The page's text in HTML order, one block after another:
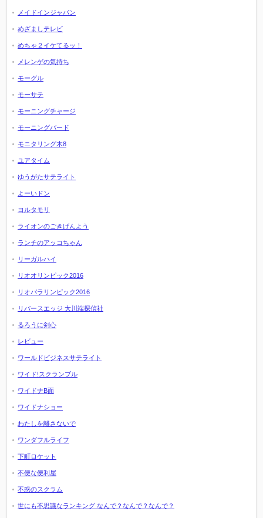
メイドインジャパン
めざましテレビ
めちゃ２イケてるッ！
メレンゲの気持ち
モーグル
モーサテ
モーニングチャージ
モーニングバード
モニタリング木8
ユアタイム
ゆうがたサテライト
よーいドン
ヨルタモリ
ライオンのごきげんよう
ランチのアッコちゃん
リーガルハイ
リオオリンピック2016
リオパラリンピック2016
リバースエッジ 大川端探偵社
るろうに剣心
レビュー
ワールドビジネスサテライト
ワイド!スクランブル
ワイドナB面
ワイドナショー
わたしを離さないで
ワンダフルライフ
下町ロケット
不便な便利屋
不惑のスクラム
世にも不思議なランキング なんで？なんで？なんで？